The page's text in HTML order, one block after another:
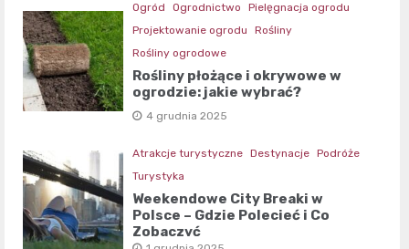
Ogród Ogrodnictwo
Pielęgnacja ogrodu
Projektowanie ogrodu
Rośliny
Rośliny ogrodowe
Rośliny płożące i okrywowe w
ogrodzie: jakie wybrać?
4 grudnia 2025
Atrakcje turystyczne Destynacje Podróże
Turystyka
Weekendowe City Breaki w
Polsce – Gdzie Polecieć i Co
Zobaczyć